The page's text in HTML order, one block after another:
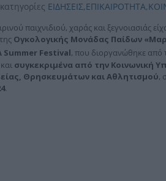
ΕΙΔΗΣΕΙΣ,ΕΠΙΚΑΙΡΟΤΗΤΑ,
παιχνιδιού, χαράς και ξεγνοιασιάς
Ογκολογικής Μονάδας Παίδων
Summer Festival, που διοργανώθηκε από
συγκεκριμένα από την Κοινωνική
Θρησκευμάτων και Αθλητισμού,
.